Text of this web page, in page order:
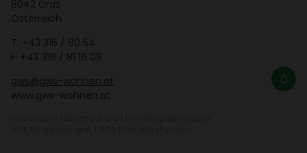
8042 Graz
Öster­reich
T. +43 316 / 80 54
F. +43 316 / 81 16 09
gws@gws-wohnen.at
www.gws-wohnen.at